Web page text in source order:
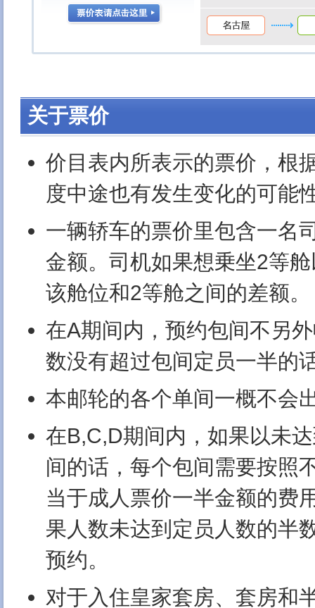
关于票价
价目表内所表示的票价，根
度中途也有发生变化的可能
一辆轿车的票价里包含一名
金额。司机如果想乗坐2等
该舱位和2等舱之间的差额。
在A期间内，预约包间不另
数没有超过包间定员一半的
本邮轮的各个单间一概不会
在B,C,D期间内，如果以未
间的话，每个包间需要按照
当于成人票价一半金额的费
果人数未达到定员人数的半
预约。
对于入住皇家套房、套房和